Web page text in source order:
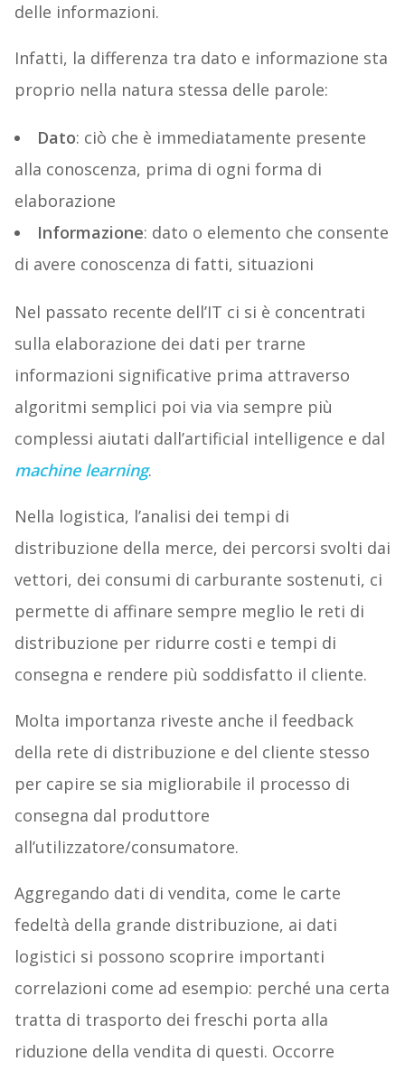
delle informazioni.
Infatti, la differenza tra dato e informazione sta
proprio nella natura stessa delle parole:
Dato: ciò che è immediatamente presente
alla conoscenza, prima di ogni forma di
elaborazione
Informazione: dato o elemento che consente
di avere conoscenza di fatti, situazioni
Nel passato recente dell’IT ci si è concentrati
sulla elaborazione dei dati per trarne
informazioni significative prima attraverso
algoritmi semplici poi via via sempre più
complessi aiutati dall’artificial intelligence e dal
machine learning.
Nella logistica, l’analisi dei tempi di
distribuzione della merce, dei percorsi svolti dai
vettori, dei consumi di carburante sostenuti, ci
permette di affinare sempre meglio le reti di
distribuzione per ridurre costi e tempi di
consegna e rendere più soddisfatto il cliente.
Molta importanza riveste anche il feedback
della rete di distribuzione e del cliente stesso
per capire se sia migliorabile il processo di
consegna dal produttore
all’utilizzatore/consumatore.
Aggregando dati di vendita, come le carte
fedeltà della grande distribuzione, ai dati
logistici si possono scoprire importanti
correlazioni come ad esempio: perché una certa
tratta di trasporto dei freschi porta alla
riduzione della vendita di questi. Occorre